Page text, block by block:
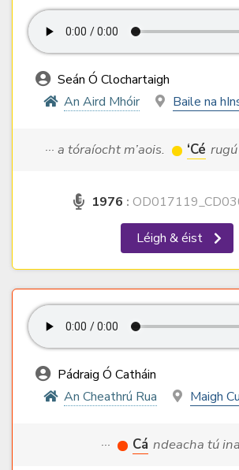
Seán Ó Clochartaigh
An Aird Mhóir
Baile na
··· a tóraíocht m’aois. ‘Cé rugú
1976 :
Léigh & éist
Pádraig Ó Catháin
An Cheathrú Rua
Maigh
··· Cá ndeacha tú ina